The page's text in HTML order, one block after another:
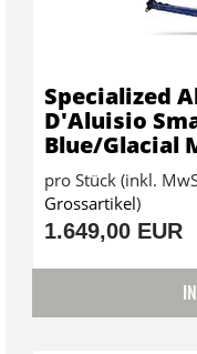
Specialized
D'Aluisio
Blue/Glacial
pro Stück (inkl.
Grossartikel)
1.649,00 EUR